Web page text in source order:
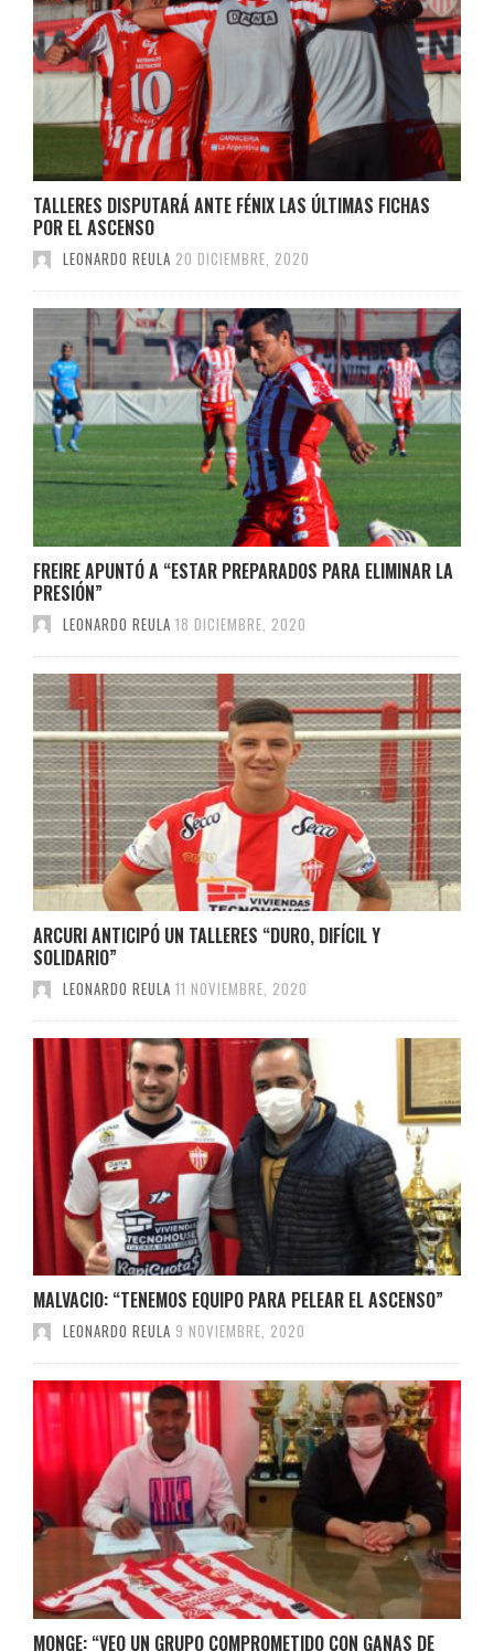
TALLERES DISPUTARÁ ANTE FÉNIX LAS ÚLTIMAS FICHAS
POR EL ASCENSO
LEONARDO REULA 20 DICIEMBRE, 2020
FREIRE APUNTÓ A “ESTAR PREPARADOS PARA ELIMINAR LA
PRESIÓN”
LEONARDO REULA 18 DICIEMBRE, 2020
ARCURI ANTICIPÓ UN TALLERES “DURO, DIFÍCIL Y
SOLIDARIO”
LEONARDO REULA 11 NOVIEMBRE, 2020
MALVACIO: “TENEMOS EQUIPO PARA PELEAR EL ASCENSO”
LEONARDO REULA 9 NOVIEMBRE, 2020
MONGE: “VEO UN GRUPO COMPROMETIDO CON GANAS DE